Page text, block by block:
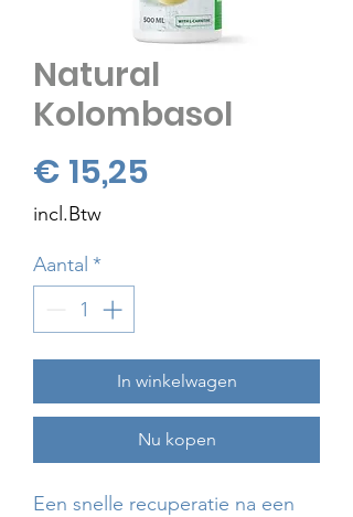
Natural
Kolombasol
€ 15,25
incl.Btw
Aantal *
In winkelwagen
Nu kopen
Een snelle recuperatie na een